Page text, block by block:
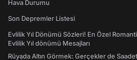
Hava Durumu
Son Depremler Listesi
Evlilik Yıl Dönümü Sözleri! En Özel
Evlilik Yıl dönümü Mesajları
Rüyada Altın Görmek: Gerçekler de